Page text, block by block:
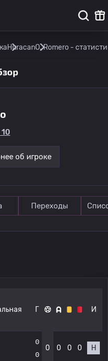
HuracanO. Romero -
об игроке
Переходы
Г И
0
0
0 0 0 0 Н